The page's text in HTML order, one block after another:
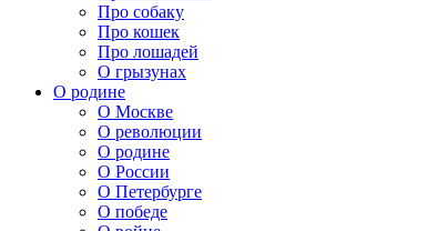
Про собаку
Про кошек
Про лошадей
О грызунах
О родине
О Москве
О революции
О родине
О России
О Петербурге
О победе